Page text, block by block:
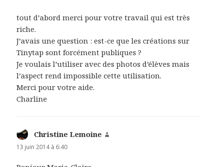
tout d’abord merci pour votre travail qui est très
riche.
J’avais une question : est-ce que les créations sur
Tinytap sont forcément publiques ?
Je voulais l’utiliser avec des photos d’élèves mais
l’aspect rend impossible cette utilisation.
Merci pour votre aide.
Charline
Christine Lemoine
13 juin 2014 à 6:40